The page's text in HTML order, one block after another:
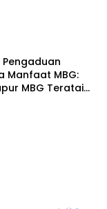
Manfaat MBG:
MBG Teratai